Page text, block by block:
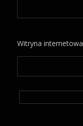
Witryna internetowa